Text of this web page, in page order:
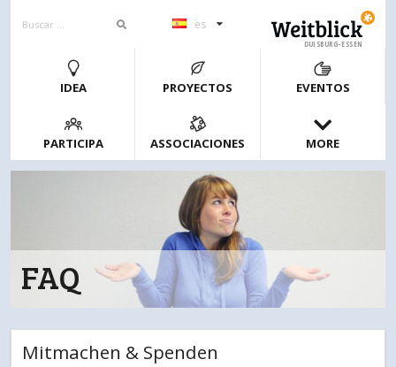
es
DUISBURG-ESSEN
IDEA PROYECTOS EVENTOS
PARTICIPA ASSOCIACIONES MORE
FAQ
Mitmachen & Spenden